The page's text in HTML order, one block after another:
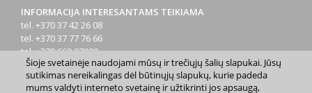
INFORMACIJA INTERESANTAMS TEIKIAMA
tel. +370 37 42 26 08
tel. +370 37 77 76 66
tel. +370 660 07000
el. p.info@kaunas.lt
Šioje svetainėje naudojami mūsų ir trečiųjų šalių slapukai. Jūsų
sutikimas nereikalingas dėl būtinųjų slapukų, kurie padeda
mums valdyti interneto svetainę ir užtikrinti jos apsaugą,